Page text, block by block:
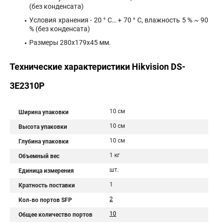
(без конденсата)
Условия хранения - 20 ° C… + 70 ° C, влажность 5 % ~ 90
% (без конденсата)
Размеры 280x179x45 мм.
Технические характеристики Hikvision DS-
3E2310P
Ширина упаковки 10 см
Высота упаковки 10 см
Глубина упаковки 10 см
Объемный вес 1 кг
Единица измерения шт.
Кратность поставки 1
Кол-во портов SFP 2
Общее количество портов 10